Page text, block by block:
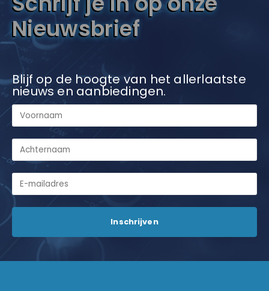
Nieuwsbrief
Blijf op de hoogte van het allerlaatste
nieuws en aanbiedingen.